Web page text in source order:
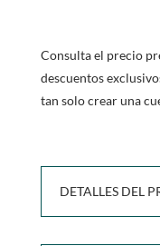
Consulta el precio
descuentos
tan solo crear una
DETALLES DEL